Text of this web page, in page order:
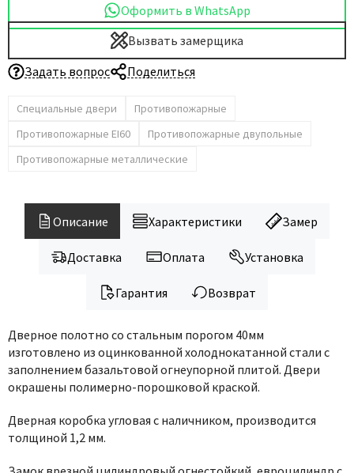
Оформить в WhatsApp
Вызвать замерщика
Задать вопрос
Поделиться
Специальные двери
Противопожарные
Противопожарные EI60
Противопожарные двупольные
Противопожарные металлические
Описание Характеристики Замер
Доставка Оплата Установка
Гарантия Возврат
Дверное полотно со стальным порогом 40мм
изготовлено из оцинкованной холоднокатанной стали с
заполнением базальтовой огнеупорной плитой. Двери
окрашены полимерно-порошковой краской.
Дверная коробка угловая с наличником, производится
толщиной 1,2 мм.